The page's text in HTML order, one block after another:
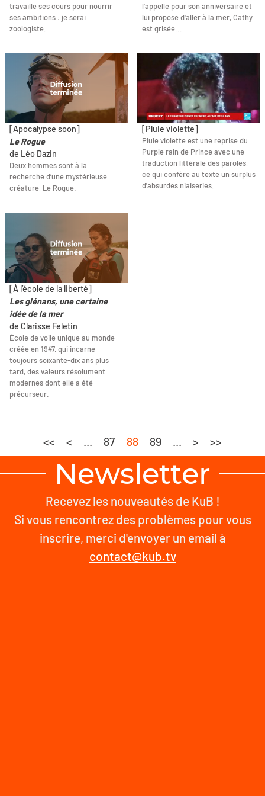
travaille ses cours pour nourrir
ses ambitions : je serai
zoologiste.
l'appelle pour son anniversaire et
lui propose d'aller à la mer, Cathy
est grisée...
[Apocalypse soon]
Le Rogue
de Léo Dazin
Deux hommes sont à la
recherche d’une mystérieuse
créature, Le Rogue.
[Pluie violette]
Pluie violette est une reprise du
Purple rain de Prince avec une
traduction littérale des paroles,
ce qui confère au texte un surplus
d'absurdes niaiseries.
[À l’école de la liberté]
Les glénans, une certaine
idée de la mer
de Clarisse Feletin
École de voile unique au monde
créée en 1947, qui incarne
toujours soixante-dix ans plus
tard, des valeurs résolument
modernes dont elle a été
précurseur.
<< < ... 87 88 89 ... > >>
Newsletter
Recevez les nouveautés de KuB !
Si vous rencontrez des problèmes pour vous
inscrire, merci d'envoyer un email à
contact@kub.tv